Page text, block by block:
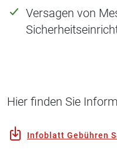
Versagen von
Hier finden Sie
Infoblatt Gebühren